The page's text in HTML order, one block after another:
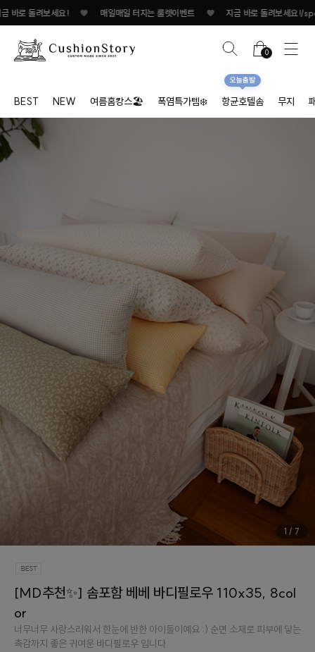
일 터지는 룰렛이벤트 지금 바로 돌려보세요! 매일매일 터지는 룰렛이벤트
0
BEST NEW 여름홈캉스🏖 폭염특가템❄️ 항균호텔솜
오늘출발
무지
1 / 7
[MD추천✨] 솜포함 베베 바디필로우 110x35, 8col
or
너무너무 사랑스러워서 한눈에 반한 아이들이예요 :) 순면 소재로 피부에 닿는
촉감까지 좋은 귀여운 바디필로우 입니다.